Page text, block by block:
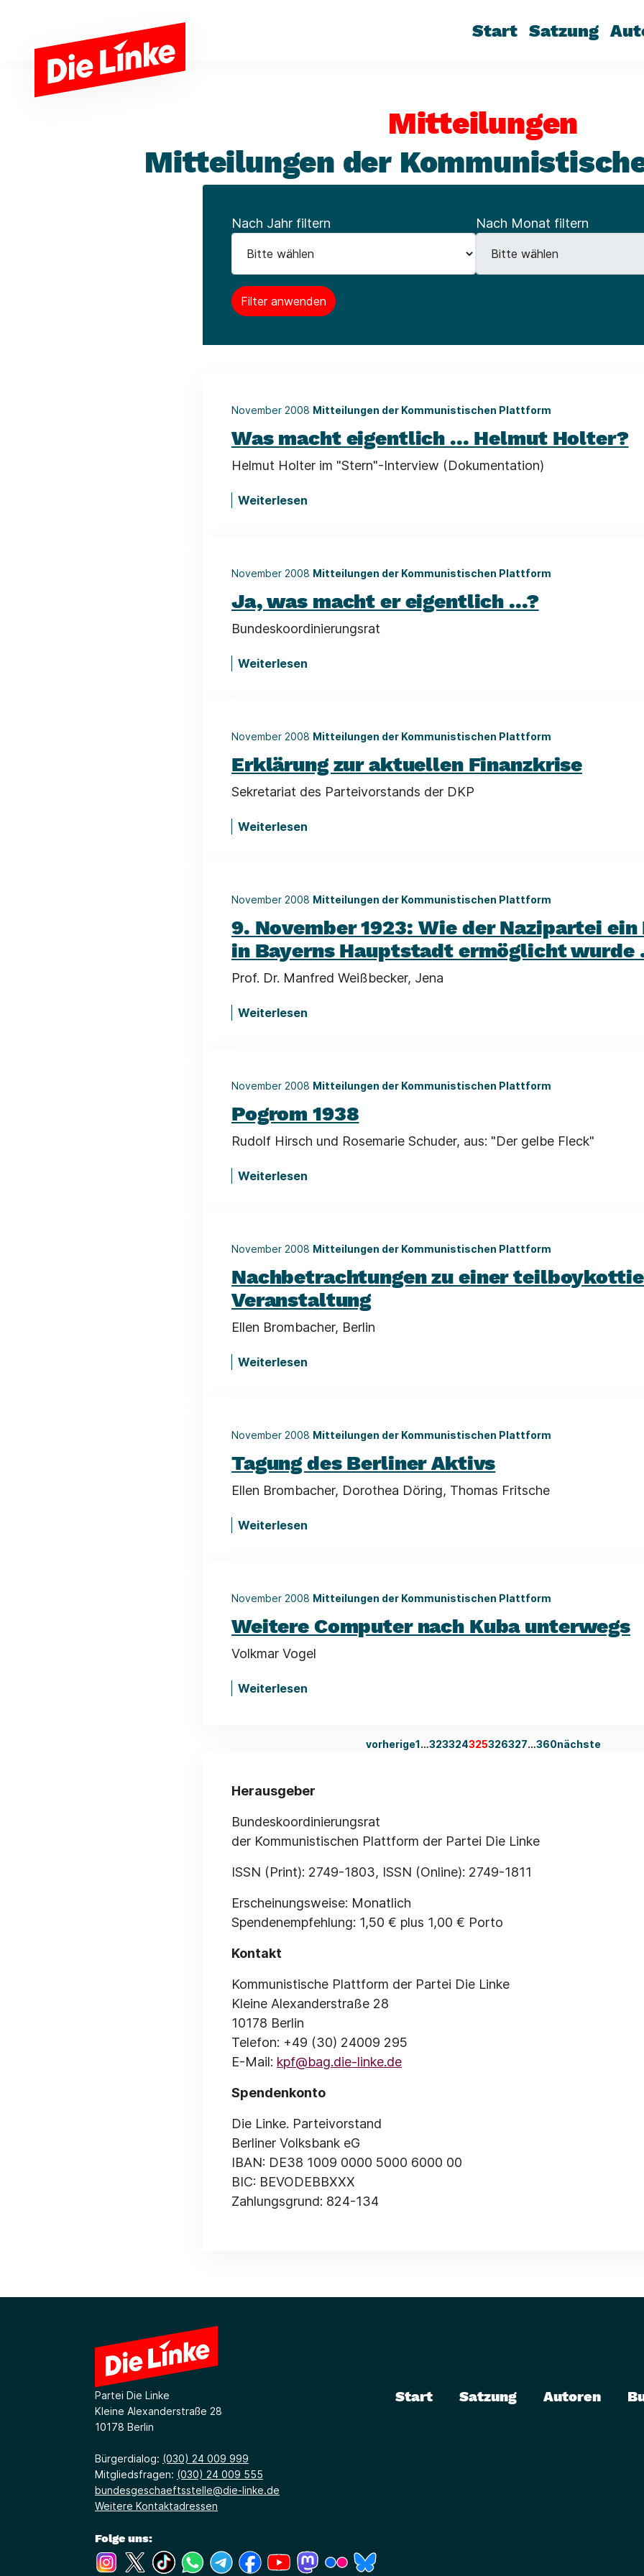
Start Satzung
Mitteilungen
Mitteilungen der
Nach Jahr filtern Nach Monat filtern
November 2008 Mitteilungen der Kommunistischen Plattform
Was macht eigentlich ... Helmut Holter?
Helmut Holter im "Stern"-Interview (Dokumentation)
Weiterlesen
November 2008 Mitteilungen der Kommunistischen Plattform
Ja, was macht er eigentlich ...?
Bundeskoordinierungsrat
Weiterlesen
November 2008 Mitteilungen der Kommunistischen Plattform
Erklärung zur aktuellen Finanzkrise
Sekretariat des Parteivorstands der DKP
Weiterlesen
November 2008 Mitteilungen der Kommunistischen Plattform
9. November 1923: Wie der Nazipartei
in Bayerns Hauptstadt ermöglicht wurde
Prof. Dr. Manfred Weißbecker, Jena
Weiterlesen
November 2008 Mitteilungen der Kommunistischen Plattform
Pogrom 1938
Rudolf Hirsch und Rosemarie Schuder, aus: "Der gelbe Fleck"
Weiterlesen
November 2008 Mitteilungen der Kommunistischen Plattform
Nachbetrachtungen zu einer
Veranstaltung
Ellen Brombacher, Berlin
Weiterlesen
November 2008 Mitteilungen der Kommunistischen Plattform
Tagung des Berliner Aktivs
Ellen Brombacher, Dorothea Döring, Thomas Fritsche
Weiterlesen
November 2008 Mitteilungen der Kommunistischen Plattform
Weitere Computer nach Kuba unterwegs
Volkmar Vogel
Weiterlesen
vorherige1…323324325326327…360nächste
Herausgeber
Bundeskoordinierungsrat
der Kommunistischen Plattform der Partei Die Linke
ISSN (Print): 2749-1803, ISSN (Online): 2749-1811
Erscheinungsweise: Monatlich
Spendenempfehlung: 1,50 € plus 1,00 € Porto
Kontakt
Kommunistische Plattform der Partei Die Linke
Kleine Alexanderstraße 28
10178 Berlin
Telefon: +49 (30) 24009 295
E-Mail: kpf@bag.die-linke.de
Spendenkonto
Die Linke. Parteivorstand
Berliner Volksbank eG
IBAN: DE38 1009 0000 5000 6000 00
BIC: BEVODEBBXXX
Zahlungsgrund: 824-134
Partei Die Linke
Kleine Alexanderstraße 28
10178 Berlin
Bürgerdialog: (030) 24 009 999
Mitgliedsfragen: (030) 24 009 555
bundesgeschaeftsstelle@die-linke.de
Weitere Kontaktadressen
Folge uns:
(Link öffnet ein neues Fenster)
(Link öffnet ein neues Fenster)
(Link öffnet ein neues Fenster)
(Link öffnet ein neues Fenster)
(Link öffnet ein neues Fenster)
(Link öffnet ein neues Fenster)
(Link öffnet ein neues Fenster)
(Link öffnet ein neues Fenster)
(Link öffnet ein neues Fenster)
Start Satzung Autoren